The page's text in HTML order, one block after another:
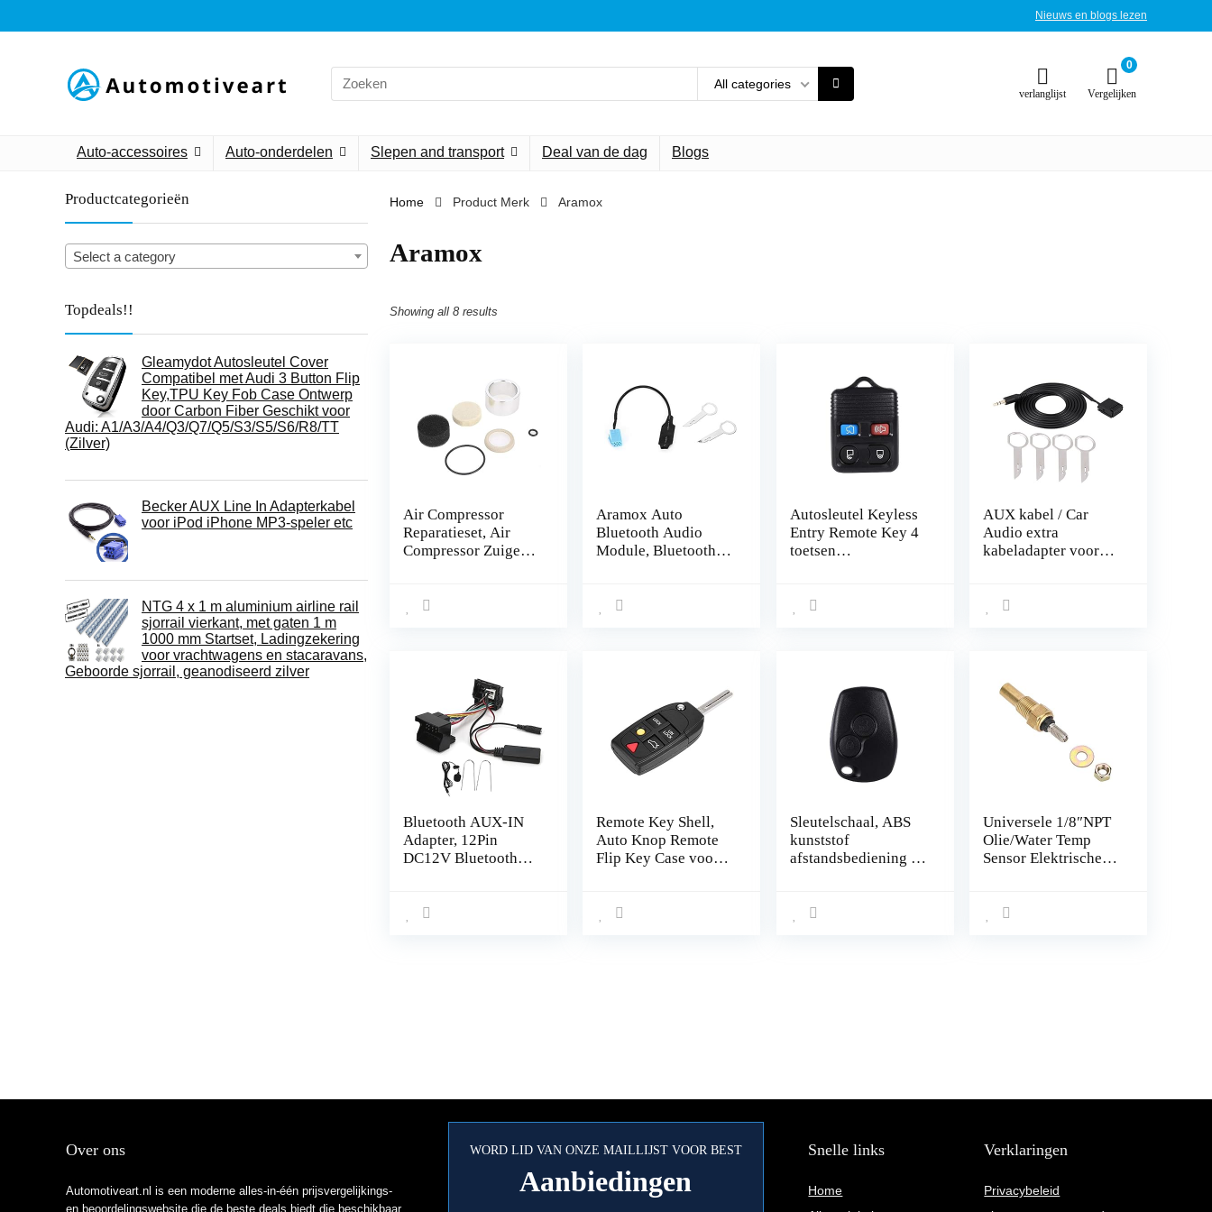
Nieuws en blogs lezen
Search
for:
All categories
verlanglijst
0
Vergelijken
Auto-accessoires Auto-onderdelen Slepen and transport Deal van de dag Blogs
Productcategorieën
Select a category
Topdeals!!
Gleamydot Autosleutel Cover
Compatibel met Audi 3 Button Flip
Key,TPU Key Fob Case Ontwerp
door Carbon Fiber Geschikt voor
Audi: A1/A3/A4/Q3/Q7/Q5/S3/S5/S6/R8/TT
(Zilver)
Becker AUX Line In Adapterkabel
voor iPod iPhone MP3-speler etc
NTG 4 x 1 m aluminium airline rail
sjorrail vierkant, met gaten 1 m
1000 mm Startset, Ladingzekering
voor vrachtwagens en stacaravans,
Geboorde sjorrail, geanodiseerd zilver
Home Product Merk ‎Aramox
‎Aramox
Showing all 8 results
Air Compressor
Reparatieset, Air
Compressor Zuiger
ANR3731 Fit voor
Aramox Auto
Bluetooth Audio
Module, Bluetooth
Accessoires Fit voor
Autosleutel Keyless
Entry Remote Key 4
toetsen
Keyless Entry Fob
AUX kabel / Car
Audio extra
kabeladapter voor
verwijderingsgereed
Bluetooth AUX-IN
Adapter, 12Pin
DC12V Bluetooth
Adapter met
Remote Key Shell,
Auto Knop Remote
Flip Key Case voor
Sleutelschaal, ABS
kunststof
afstandsbediening 2
Cover Case
Universele 1/8″NPT
Olie/Water Temp
Sensor Elektrische
Over ons
Automotiveart.nl is een moderne alles-in-één prijsvergelijkings-
en beoordelingswebsite die de beste deals biedt die beschikbaar
WORD LID VAN ONZE MAILLIJST VOOR BEST
Aanbiedingen
Snelle links
Home
Verklaringen
Privacybeleid